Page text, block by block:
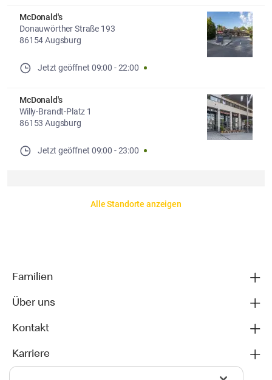
McDonald's
Donauwörther Straße 193
86154 Augsburg
Jetzt geöffnet 09:00 -22:00
McDonald's
Willy-Brandt-Platz 1
86153 Augsburg
Jetzt geöffnet 09:00 -23:00
Alle Standorte anzeigen
Familien
Über uns
Kontakt
Karriere